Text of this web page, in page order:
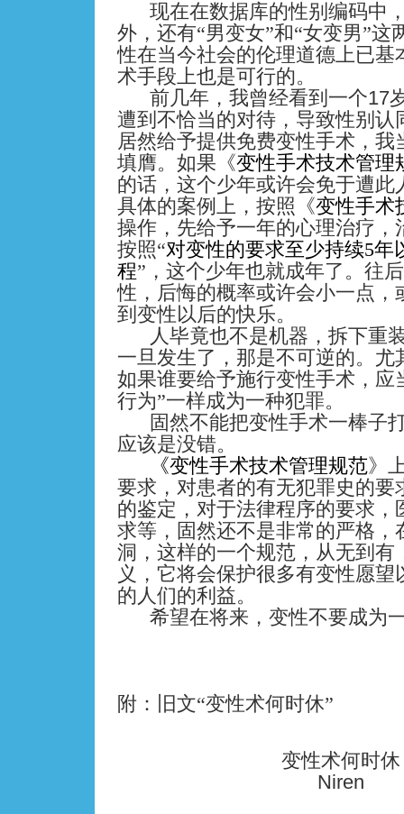
现在在数据库的性别编码中
外，还有“男变女”和“女变男”这
性在当今社会的伦理道德上已基
术手段上也是可行的。
前几年，我曾经看到一个17
遭到不恰当的对待，导致性别认
居然给予提供免费变性手术，我
填膺。如果《变性手术技术管理
的话，这个少年或许会免于遭此
具体的案例上，按照《变性手术
操作，先给予一年的心理治疗，
按照“对变性的要求至少持续5年
程”，这个少年也就成年了。往
性，后悔的概率或许会小一点，
到变性以后的快乐。
人毕竟也不是机器，拆下重
一旦发生了，那是不可逆的。尤
如果谁要给予施行变性手术，应
行为”一样成为一种犯罪。
固然不能把变性手术一棒子
应该是没错。
《变性手术技术管理规范》
要求，对患者的有无犯罪史的要
的鉴定，对于法律程序的要求，
求等，固然还不是非常的严格，
洞，这样的一个规范，从无到有
义，它将会保护很多有变性愿望
的人们的利益。
希望在将来，变性不要成为
附：旧文“变性术何时休”
变性术何时休
Niren